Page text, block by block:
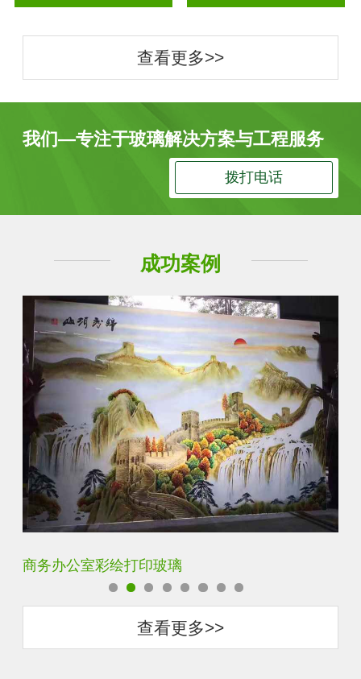
查看更多>>
我们—专注于玻璃解决方案与工程服务
拨打电话
成功案例
定制透明静电UV打印加工
查看更多>>